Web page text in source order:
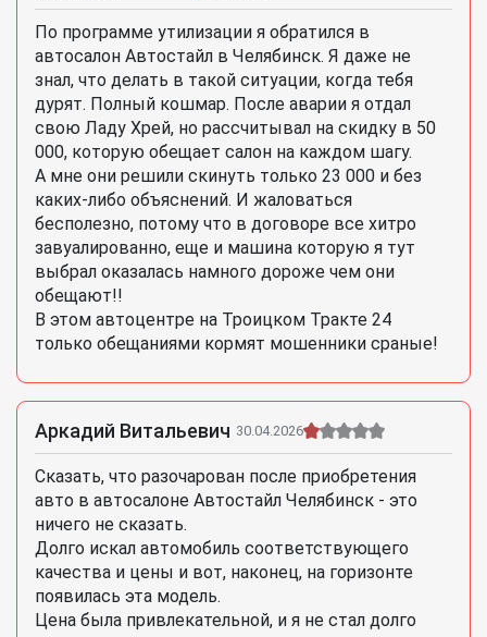
По программе утилизации я обратился в
автосалон Автостайл в Челябинск. Я даже не
знал, что делать в такой ситуации, когда тебя
дурят. Полный кошмар. После аварии я отдал
свою Ладу Хрей, но рассчитывал на скидку в 50
000, которую обещает салон на каждом шагу.
А мне они решили скинуть только 23 000 и без
каких-либо объяснений. И жаловаться
бесполезно, потому что в договоре все хитро
завуалированно, еще и машина которую я тут
выбрал оказалась намного дороже чем они
обещают!!
В этом автоцентре на Троицком Тракте 24
только обещаниями кормят мошенники сраные!
Аркадий Витальевич 30.04.2026
Сказать, что разочарован после приобретения
авто в автосалоне Автостайл Челябинск - это
ничего не сказать.
Долго искал автомобиль соответствующего
качества и цены и вот, наконец, на горизонте
появилась эта модель.
Цена была привлекательной, и я не стал долго